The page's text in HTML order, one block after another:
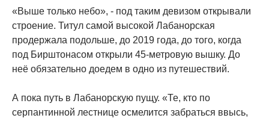
«Выше только небо», - под таким девизом открывали
строение. Титул самой высокой Лабанорская
продержала подольше, до 2019 года, до того, когда
под Бирштонасом открыли 45-метровую вышку. До
неё обязательно доедем в одно из путешествий.
А пока путь в Лабанорскую пущу. «Те, кто по
серпантинной лестнице осмелится забраться ввысь,